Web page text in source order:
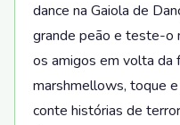
dance na Gaiola de
grande peão e teste-o
os amigos em volta da
marshmellows, toque
conte histórias de